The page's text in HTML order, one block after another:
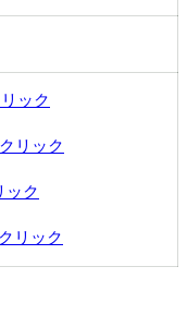
ック
リック
ック
リック